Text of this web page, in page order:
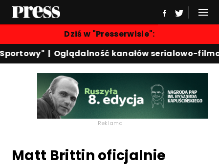
Dziś w "Presserwisie":
|Oglądalność kanałów serialowo-
Reklama
Matt Brittin oficjalnie